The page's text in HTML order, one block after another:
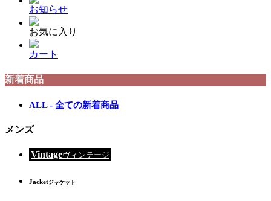
お知らせ
お気に入り
カート
新着商品
ALL - 全ての新着商品
メンズ
Vintageヴィンテージ
Jacketジャケット